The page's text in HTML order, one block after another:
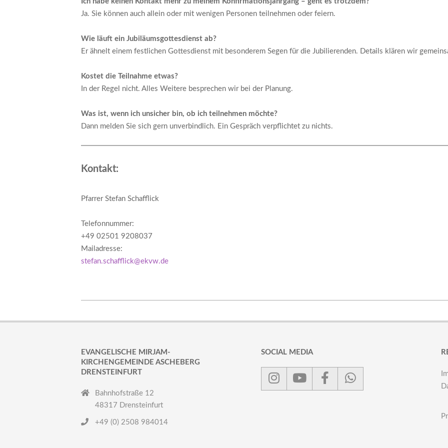
Ja. Sie können auch allein oder mit wenigen Personen teilnehmen oder feiern.
Wie läuft ein Jubiläumsgottesdienst ab?
Er ähnelt einem festlichen Gottesdienst mit besonderem Segen für die Jubilierenden. Details klären wir
Kostet die Teilnahme etwas?
In der Regel nicht. Alles Weitere besprechen wir bei der Planung.
Was ist, wenn ich unsicher bin, ob ich teilnehmen möchte?
Dann melden Sie sich gern unverbindlich. Ein Gespräch verpflichtet zu nichts.
Kontakt:
Pfarrer Stefan Schafflick
Telefonnummer:
+49 02501 9208037
Mailadresse:
stefan.schafflick@ekvw.de
EVANGELISCHE MIRJAM-
KIRCHENGEMEINDE ASCHEBERG
DRENSTEINFURT
Bahnhofstraße 12
48317 Drensteinfurt
+49 (0) 2508 984014
SOCIAL MEDIA